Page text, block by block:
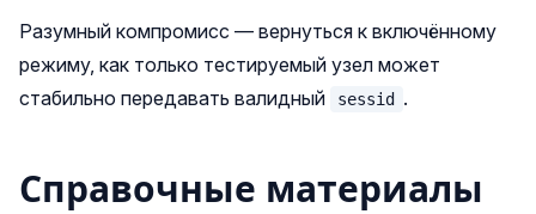
Разумный компромисс — вернуться к включённому
режиму, как только тестируемый узел может
стабильно передавать валидный
sessid .
Справочные материалы